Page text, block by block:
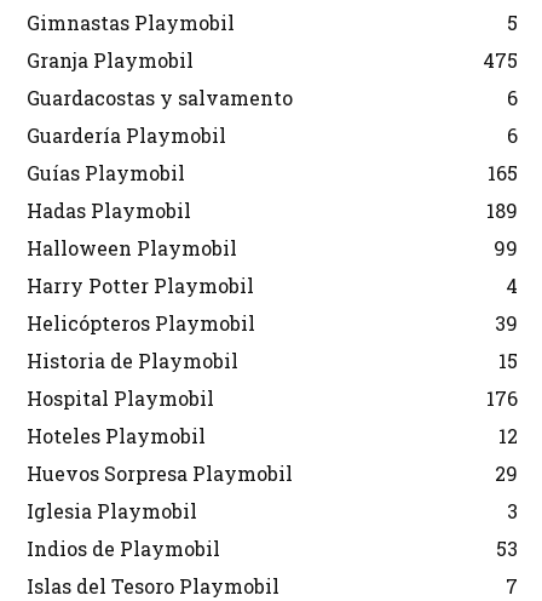
Gimnastas Playmobil
5
Granja Playmobil
475
Guardacostas y salvamento
6
Guardería Playmobil
6
Guías Playmobil
165
Hadas Playmobil
189
Halloween Playmobil
99
Harry Potter Playmobil
4
Helicópteros Playmobil
39
Historia de Playmobil
15
Hospital Playmobil
176
Hoteles Playmobil
12
Huevos Sorpresa Playmobil
29
Iglesia Playmobil
3
Indios de Playmobil
53
Islas del Tesoro Playmobil
7